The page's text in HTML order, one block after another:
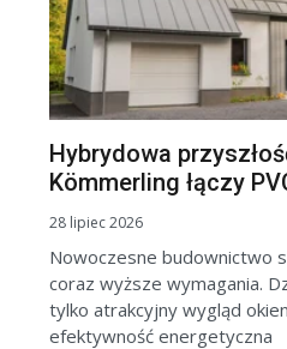
Hybrydowa
Kömmerling łączy
28 lipiec 2026
Nowoczesne budownictwo
coraz wyższe wymagania.
tylko atrakcyjny wygląd
efektywność energetyczna